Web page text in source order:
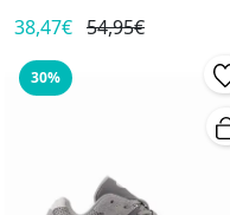
38,47€ 54,95€
30%